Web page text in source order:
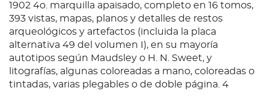
1902 4o. marquilla apaisado, completo en 16 tomos,
393 vistas, mapas, planos y detalles de restos
arqueológicos y artefactos (incluida la placa
alternativa 49 del volumen I), en su mayoría
autotipos según Maudsley o H. N. Sweet, y
litografías, algunas coloreadas a mano, coloreadas o
tintadas, varias plegables o de doble página. 4